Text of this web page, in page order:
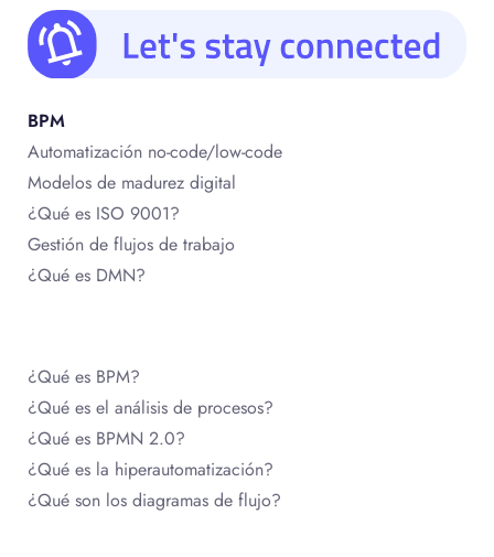
BPM
Automatización no-code/low-code
Modelos de madurez digital
¿Qué es ISO 9001?
Gestión de flujos de trabajo
¿Qué es DMN?
¿Qué es BPM?
¿Qué es el análisis de procesos?
¿Qué es BPMN 2.0?
¿Qué es la hiperautomatización?
¿Qué son los diagramas de flujo?